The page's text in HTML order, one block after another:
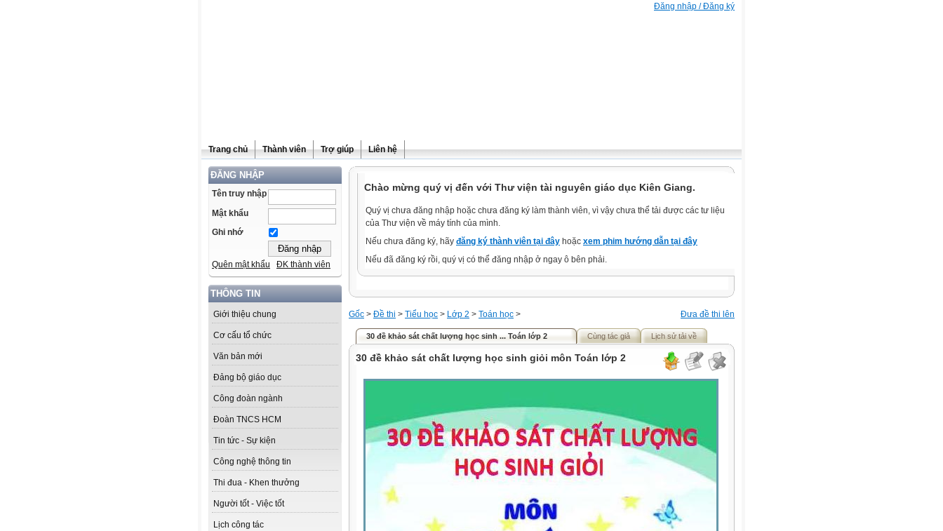
Đăng nhập / Đăng ký
Trang chủ Thành viên Trợ giúp Liên hệ
ĐĂNG NHẬP
Tên truy nhập
Mật khẩu
Ghi nhớ
Quên mật khẩu ĐK thành viên
THÔNG TIN
Giới thiệu chung
Cơ cấu tổ chức
Văn bản mới
Đảng bộ giáo dục
Công đoàn ngành
Đoàn TNCS HCM
Tin tức - Sự kiện
Công nghệ thông tin
Thi đua - Khen thưởng
Người tốt - Việc tốt
Lịch công tác
Chào mừng quý vị đến với Thư viện tài nguyên giáo dục Kiên Giang.
Quý vị chưa đăng nhập hoặc chưa đăng ký làm thành viên, vì vậy chưa thể tải được các tư liệu
của Thư viện về máy tính của mình.
Nếu chưa đăng ký, hãy đăng ký thành viên tại đây hoặc xem phim hướng dẫn tại đây
Nếu đã đăng ký rồi, quý vị có thể đăng nhập ở ngay ô bên phải.
Đưa đề thi lên
Gốc > Đề thi > Tiểu học > Lớp 2 > Toán học >
30 đề khảo sát chất lượng học sinh ... Toán lớp 2 Cùng tác giả Lịch sử tải về
30 đề khảo sát chất lượng học sinh giỏi môn Toán lớp 2